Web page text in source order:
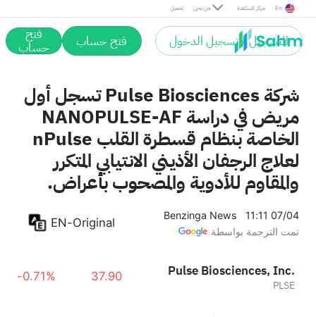
تحميل من نحن مركز المساعدة En
التسجيل / تسجيل الدخول فتح حساب فتح
حساب
شركة Pulse Biosciences تسجل أول
مريض في دراسة NANOPULSE-AF
الخاصة بنظام قسطرة القلب nPulse
لعلاج الرجفان الأذيني الانتيابي المتكرر
والمقاوم للأدوية والمصحوب بأعراض.
Benzinga News
11:11 07/04
تمت الترجمة بواسطة
EN-Original
Pulse Biosciences, Inc.
PLSE
37.90
-0.71%